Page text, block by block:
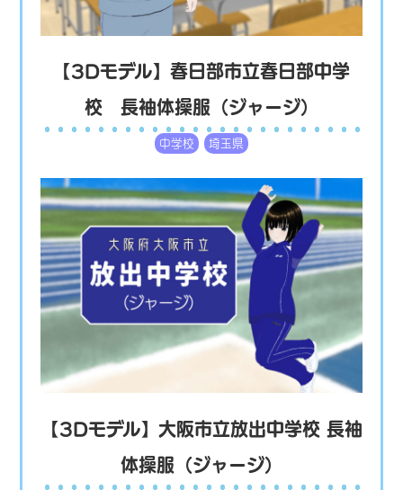
【3Dモデル】春日部市立春日部中学
校 長袖体操服（ジャージ）
中学校 埼玉県
【3Dモデル】大阪市立放出中学校 長袖
体操服（ジャージ）